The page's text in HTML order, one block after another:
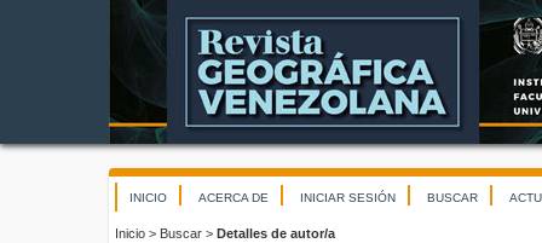
INICIO ACERCA DE INICIAR SESIÓN BUSCAR
Inicio > Buscar > Detalles de autor/a